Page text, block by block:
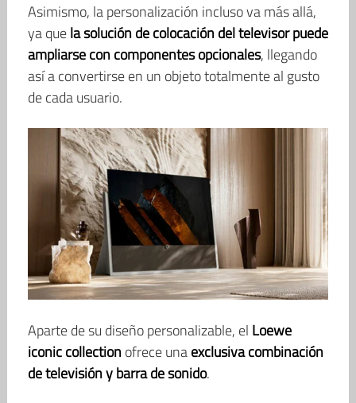
Asimismo, la personalización incluso va más allá,
ya quela solución de colocación del televisor puede
ampliarse con componentes opcionales, llegando
así a convertirse en un objeto totalmente al gusto
de cada usuario.
Aparte de su diseño personalizable, el Loewe
iconic collectionofrece unaexclusiva combinación
de televisión y barra de sonido.